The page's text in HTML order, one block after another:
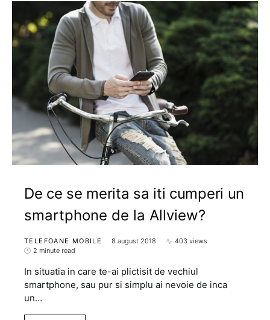
De ce se merita sa iti cumperi un
smartphone de la Allview?
TELEFOANE MOBILE 8 august 2018
403 views
2 minute read
In situatia in care te-ai plictisit de vechiul
smartphone, sau pur si simplu ai nevoie de inca
un…